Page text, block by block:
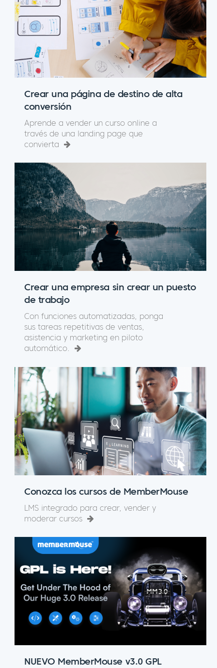
Crear una página de destino de alta
conversión
Aprende a vender un curso online a
través de una landing page que
convierta
Crear una empresa sin crear un puesto
de trabajo
Con funciones automatizadas, ponga
sus tareas repetitivas de ventas,
asistencia y marketing en piloto
automático.
Conozca los cursos de MemberMouse
LMS integrado para crear, vender y
moderar cursos
NUEVO MemberMouse v3.0 GPL